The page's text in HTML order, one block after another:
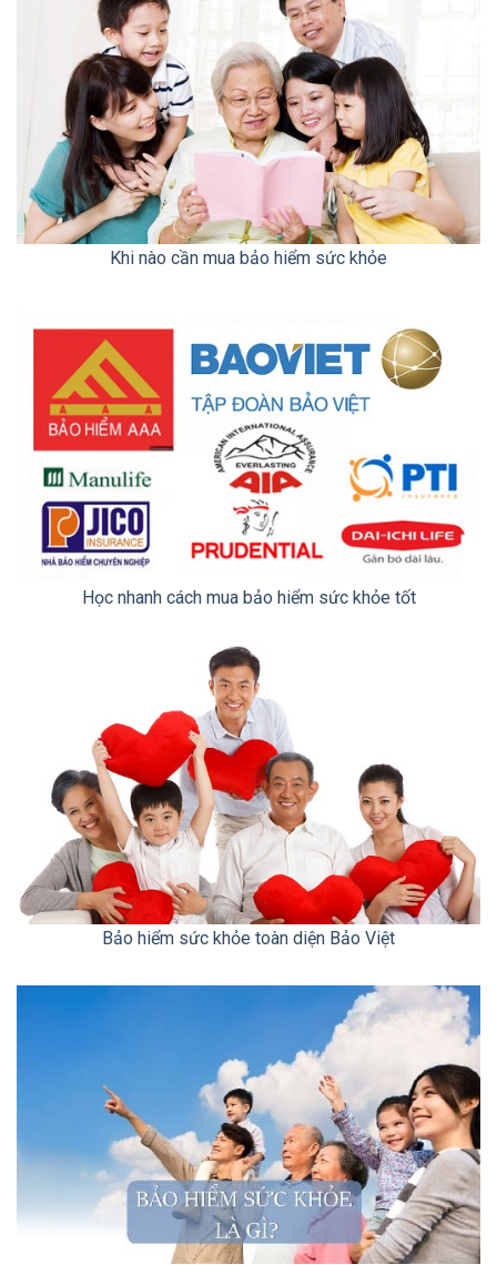
Khi nào cần mua bảo hiểm sức khỏe
Học nhanh cách mua bảo hiểm sức khỏe tốt
Bảo hiểm sức khỏe toàn diện Bảo Việt